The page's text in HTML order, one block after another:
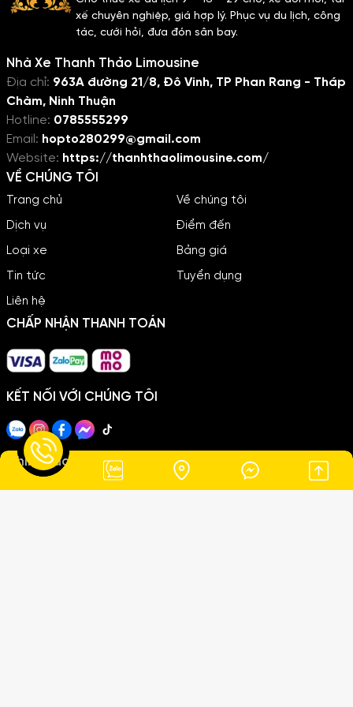
cùng sự riêng tư tối đa, cả nhà
sẽ có một khởi đầu hành trình
tràn đầy năng lượng và tiếng
di chuyển từ Sài Gòn đến vùng
vịnh Cam Ranh xinh đẹp.
xế chuyên nghiệp, giá hợp lý. Phục vụ du lịch, công
tác, cưới hỏi, đưa đón sân bay.
Nhà Xe Thanh Thảo Limousine
Địa chỉ: 963A đường 21/8, Đô Vinh, TP Phan Rang - Tháp
Chàm, Ninh Thuận
Hotline: 0785555299
Email: hopto280299@gmail.com
Website: https://thanhthaolimousine.com/
VỀ CHÚNG TÔI
Trang chủ
Về chúng tôi
Dịch vụ
Điểm đến
Loại xe
Bảng giá
Tin tức
Tuyển dụng
Liên hệ
CHẤP NHẬN THANH TOÁN
KẾT NỐI VỚI CHÚNG TÔI
Chính sách
Vừa đặt